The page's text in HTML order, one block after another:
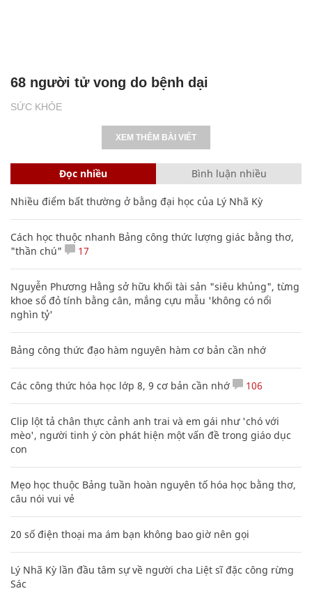
SỨC KHỎE
68 người tử vong do bệnh dại
XEM THÊM BÀI VIẾT
Đọc nhiều Bình luận nhiều
Nhiều điểm bất thường ở bằng đại học của Lý Nhã Kỳ
Cách học thuộc nhanh Bảng công thức lượng giác bằng thơ,
"thần chú"
17
Nguyễn Phương Hằng sở hữu khối tài sản "siêu khủng", từng
khoe sổ đỏ tính bằng cân, mắng cựu mẫu 'không có nổi
nghìn tỷ'
Bảng công thức đạo hàm nguyên hàm cơ bản cần nhớ
Các công thức hóa học lớp 8, 9 cơ bản cần nhớ 106
Clip lột tả chân thực cảnh anh trai và em gái như 'chó với
mèo', người tinh ý còn phát hiện một vấn đề trong giáo dục
con
Mẹo học thuộc Bảng tuần hoàn nguyên tố hóa học bằng thơ,
câu nói vui vẻ
20 số điện thoại ma ám bạn không bao giờ nên gọi
Lý Nhã Kỳ lần đầu tâm sự về người cha Liệt sĩ đặc công rừng
Sác